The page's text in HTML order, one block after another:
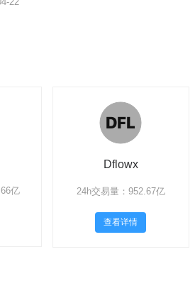
亿
Dflowx
24h交易量：952.67亿
查看详情